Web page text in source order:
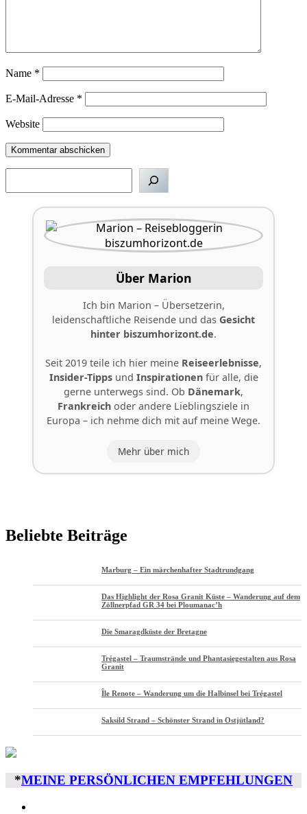
Name *
E-Mail-Adresse *
Website
Über Marion
Ich bin Marion – Übersetzerin,
leidenschaftliche Reisende und das Gesicht
hinter biszumhorizont.de.
Seit 2019 teile ich hier meine Reiseerlebnisse,
Insider-Tippsund Inspirationenfür alle, die
gerne unterwegs sind. Ob Dänemark,
Frankreich oder andere Lieblingsziele in
Europa – ich nehme dich mit auf meine Wege.
Mehr über mich
Beliebte Beiträge
Marburg – Ein märchenhafter Stadtrundgang
Das Highlight der Rosa Granit Küste – Wanderung auf dem
Zöllnerpfad GR 34 bei Ploumanac’h
Die Smaragdküste der Bretagne
Trégastel – Traumstrände und Phantasiegestalten aus Rosa
Granit
Île Renote – Wanderung um die Halbinsel bei Trégastel
Saksild Strand – Schönster Strand in Ostjütland?
*MEINE PERSÖNLICHEN EMPFEHLUNGEN